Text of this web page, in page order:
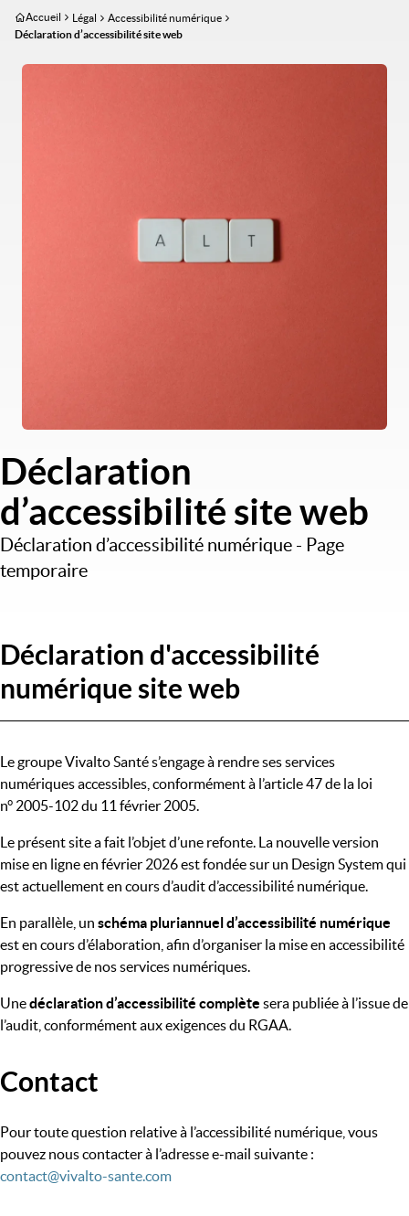
Aller
au
Accueil Légal
Accessibilité numérique
Déclaration d’accessibilité site web
Déclaration
d’accessibilité site web
Déclaration d’accessibilité numérique - Page
temporaire
Déclaration d'accessibilité
numérique site web
Le groupe Vivalto Santé s’engage à rendre ses services
numériques accessibles, conformément à l’article 47 de la loi
n° 2005-102 du 11 février 2005.
Le présent site a fait l’objet d’une refonte. La nouvelle version
mise en ligne en février 2026 est fondée sur un Design System qui
est actuellement en cours d’audit d’accessibilité numérique.
En parallèle, un schéma pluriannuel d’accessibilité numérique
est en cours d’élaboration, afin d’organiser la mise en accessibilité
progressive de nos services numériques.
Unedéclaration d’accessibilité complète sera publiée à l’issue de
l’audit, conformément aux exigences du RGAA.
Contact
Pour toute question relative à l’accessibilité numérique, vous
pouvez nous contacter à l’adresse e-mail suivante :
contact@vivalto-sante.com